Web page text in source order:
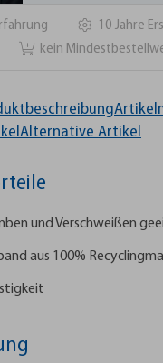
10 Jahre
kein
Alternative Artikel
und Verschweißen
aus 100%